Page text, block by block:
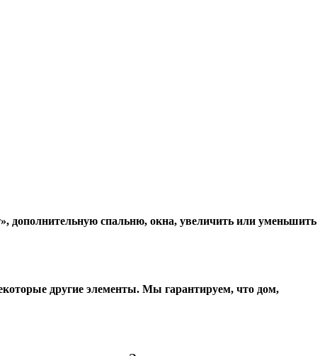
дополнительную спальню, окна, увеличить или уменьшить
другие элементы. Мы гарантируем, чтo дом,